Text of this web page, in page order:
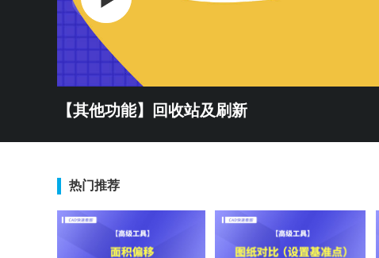
【其他功能】回收站及刷新
热门推荐